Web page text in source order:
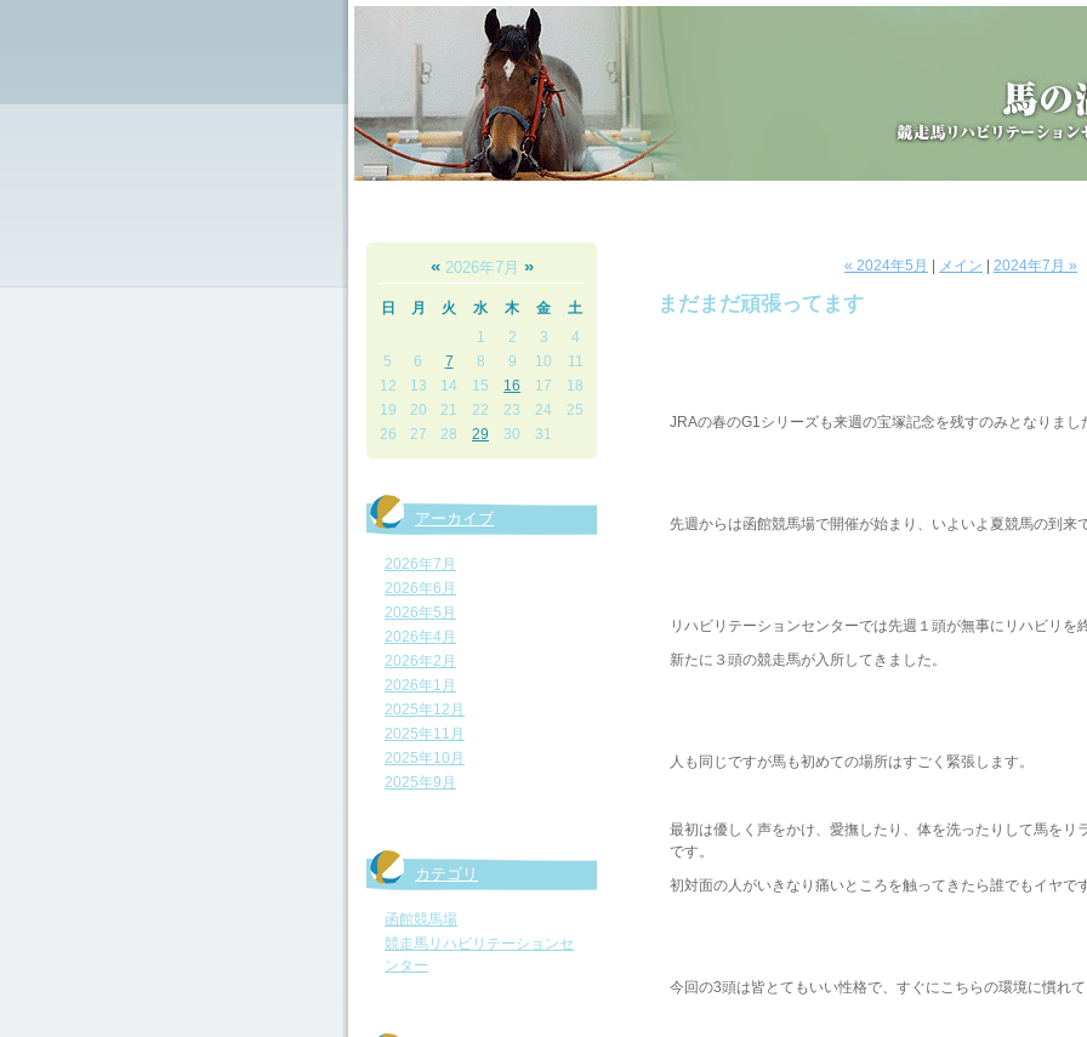
« 2026年7月 »
日 月 火 水 木 金
土
1
2 3
4
5
6 7 8 9 10
11
12
13 14 15 16 17
18
19
20 21 22 23 24
25
26
27 28 29 30 31
アーカイブ
2026年7月
2026年6月
2026年5月
2026年4月
2026年2月
2026年1月
2025年12月
2025年11月
2025年10月
2025年9月
カテゴリ
函館競馬場
競走馬リハビリテーションセ
ンター
« 2024年5月 メイン 2024年7月 »
まだまだ頑張ってます
JRAの春のG1シリーズも来週の宝塚記念を残すのみとなりまし
先週からは函館競馬場で開催が始まり、いよいよ夏競馬の到来で
リハビリテーションセンターでは先週１頭が無事にリハビリを
新たに３頭の競走馬が入所してきました。
人も同じですが馬も初めての場所はすごく緊張します。
最初は優しく声をかけ、愛撫したり、体を洗ったりして馬をリ
です。
初対面の人がいきなり痛いところを触ってきたら誰でもイヤで
今回の3頭は皆とてもいい性格で、すぐにこちらの環境に慣れて